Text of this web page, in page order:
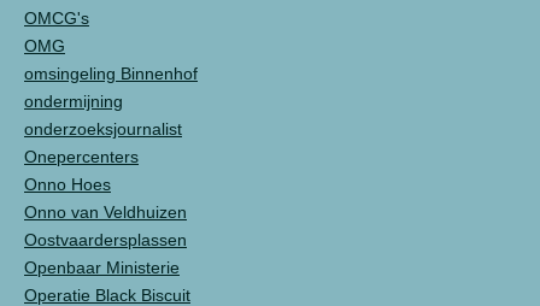
OMCG's
OMG
omsingeling Binnenhof
ondermijning
onderzoeksjournalist
Onepercenters
Onno Hoes
Onno van Veldhuizen
Oostvaardersplassen
Openbaar Ministerie
Operatie Black Biscuit